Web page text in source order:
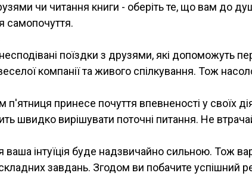
чи читання книги - оберіть те, що вам до
самопочуття.
поїздки з друзями, які допоможуть
компанії та живого спілкування. Тож
п'ятниця принесе почуття впевненості у своїх
швидко вирішувати поточні питання. Не
ваша інтуїція буде надзвичайно сильною. Тож
завдань. Згодом ви побачите успішний